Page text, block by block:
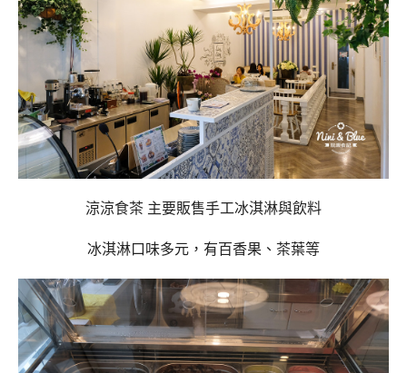
涼涼食茶 主要販售手工冰淇淋與飲料
冰淇淋口味多元，有百香果、茶葉等